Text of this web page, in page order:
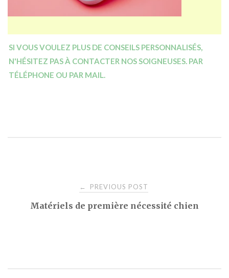
SI VOUS VOULEZ PLUS DE CONSEILS PERSONNALISÉS,
N'HÉSITEZ PAS À CONTACTER NOS SOIGNEUSES. PAR
TÉLÉPHONE OU PAR MAIL.
navigation
← PREVIOUS POST
Matériels de première nécessité chien